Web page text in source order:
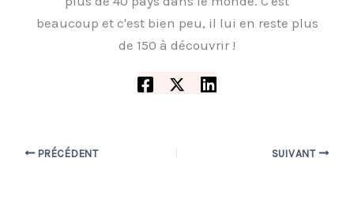
beaucoup et c'est bien peu, il lui en reste plus
de 150 à découvrir !
PRÉCÉDENT SUIVANT